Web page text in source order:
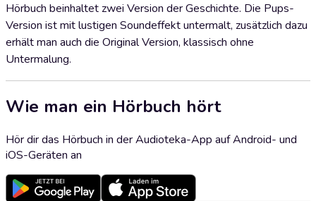
Hörbuch beinhaltet zwei Version der Geschichte. Die Pups-
Version ist mit lustigen Soundeffekt untermalt, zusätzlich dazu
erhält man auch die Original Version, klassisch ohne
Untermalung.
Wie man ein Hörbuch hört
Hör dir das Hörbuch in der Audioteka-App auf Android- und
iOS-Geräten an